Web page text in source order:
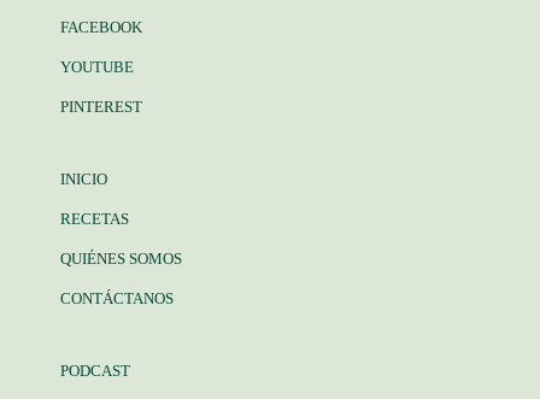
FACEBOOK
YOUTUBE
PINTEREST
INICIO
RECETAS
QUIÉNES SOMOS
CONTÁCTANOS
PODCAST